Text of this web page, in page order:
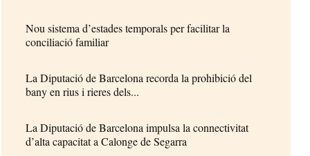
Nou sistema d’estades temporals per facilitar la
conciliació familiar
La Diputació de Barcelona recorda la prohibició del
bany en rius i rieres dels...
La Diputació de Barcelona impulsa la connectivitat
d’alta capacitat a Calonge de Segarra